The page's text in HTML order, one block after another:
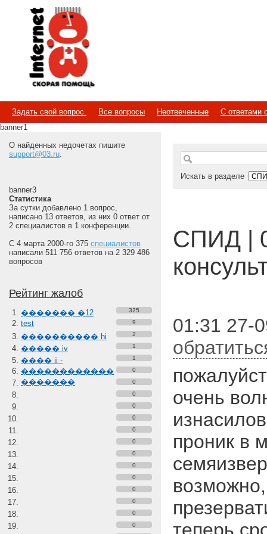
Internet
Скорая помощь
Задать свой вопрос. Все вопросы Неотвеченные
С ответами
banner1
О найденных недочетах пишите
support@03.ru.
banner3
Статистика
За сутки добавлено 1 вопрос,
написано 13 ответов, из них 0 ответ от
2 специалистов в 1 конференции.
С 4 марта 2000-го 375 специалистов
написали 511 756 ответов на 2 329 486
вопросов
Рейтинг жалоб
������� �12 325
test 9
���������� hi 2
����� iv 1
���� ii -
������������
�������
1
0
0
0
0
0
0
0
0
0
0
0
0
0
0
Искать в разделе
СПИД |
01:31 27-
очень
проник в